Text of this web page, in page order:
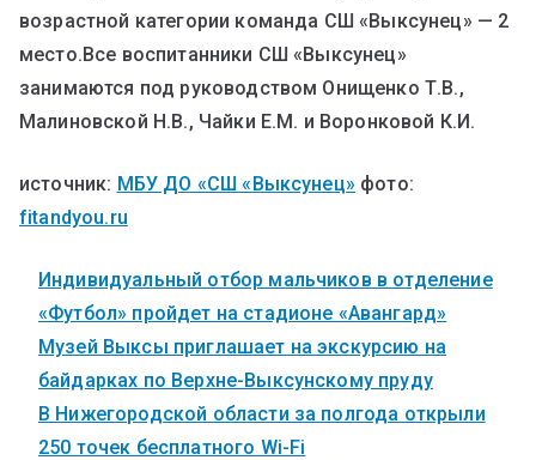
возрастной категории команда СШ «Выксунец» — 2
место.Все воспитанники СШ «Выксунец»
занимаются под руководством Онищенко Т.В.,
Малиновской Н.В., Чайки Е.М. и Воронковой К.И.
источник: МБУ ДО «СШ «Выксунец» фото:
fitandyou.ru
Индивидуальный отбор мальчиков в отделение
«Футбол» пройдет на стадионе «Авангард»
Музей Выксы приглашает на экскурсию на
байдарках по Верхне-Выксунскому пруду
В Нижегородской области за полгода открыли
250 точек бесплатного Wi-Fi